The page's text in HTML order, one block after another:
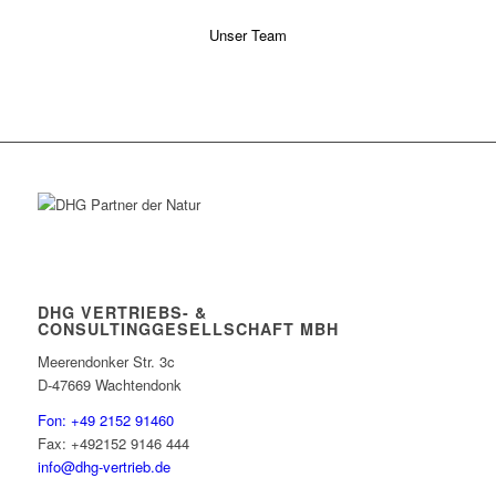
Unser Team
DHG VERTRIEBS- &
CONSULTINGGESELLSCHAFT MBH
Meerendonker Str. 3c
D-47669 Wachtendonk
Fon: +49 2152 91460
Fax: +492152 9146 444
info@dhg-vertrieb.de